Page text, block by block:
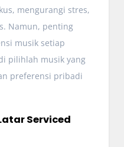
mengurangi stres,
Namun, penting
musik setiap
pilihlah musik yang
preferensi pribadi
Serviced